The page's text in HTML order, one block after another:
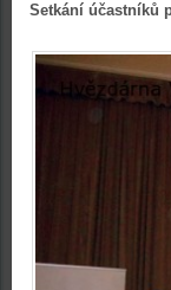
Setkání účastníků